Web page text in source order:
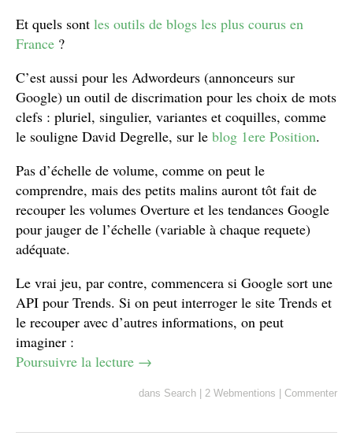
Et quels sont les outils de blogs les plus courus en
France ?
C’est aussi pour les Adwordeurs (annonceurs sur
Google) un outil de discrimation pour les choix de mots
clefs : pluriel, singulier, variantes et coquilles, comme
le souligne David Degrelle, sur le blog 1ere Position.
Pas d’échelle de volume, comme on peut le
comprendre, mais des petits malins auront tôt fait de
recouper les volumes Overture et les tendances Google
pour jauger de l’échelle (variable à chaque requete)
adéquate.
Le vrai jeu, par contre, commencera si Google sort une
API pour Trends. Si on peut interroger le site Trends et
le recouper avec d’autres informations, on peut
imaginer :
Poursuivre la lecture →
dans Search 2 Webmentions Commenter